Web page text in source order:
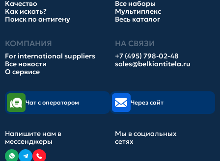
Качество
Как искать?
Поиск по антигену
Все наборы
Мультиплекс
Весь каталог
КОМПАНИЯ
For international suppliers
Все новости
О сервисе
НА СВЯЗИ
+7 (495) 798-02-48
sales@belkiantitela.ru
Чат с оператором Через сайт
Напишите нам в
мессенджеры
Мы в социальных
сетях